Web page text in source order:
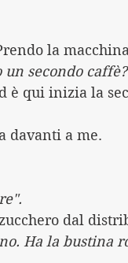
la
secondo
è qui inizia la
davanti a me.
dal
Ha la bustina